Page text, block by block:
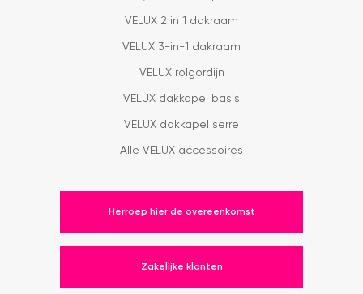
VELUX 2 in 1 dakraam
VELUX 3-in-1 dakraam
VELUX rolgordijn
VELUX dakkapel basis
VELUX dakkapel serre
Alle VELUX accessoires
Herroep hier de overeenkomst
Zakelijke klanten